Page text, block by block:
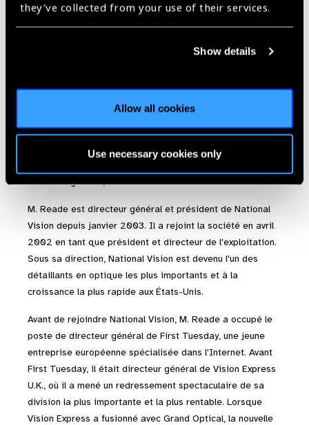
they’ve collected from your use of their services.
Show details
Allow all cookies
Use necessary cookies only
Reade Fahs
Directeur général, National Vision
M. Reade est directeur général et président de National
Vision depuis janvier 2003. Il a rejoint la société en avril
2002 en tant que président et directeur de l'exploitation.
Sous sa direction, National Vision est devenu l'un des
détaillants en optique les plus importants et à la
croissance la plus rapide aux États-Unis.
Avant de rejoindre National Vision, M. Reade a occupé le
poste de directeur général de First Tuesday, une jeune
entreprise européenne spécialisée dans l'Internet. Avant
First Tuesday, il était directeur général de Vision Express
U.K., où il a mené un redressement spectaculaire de sa
division la plus importante et la plus rentable. Lorsque
Vision Express a fusionné avec Grand Optical, la nouvelle